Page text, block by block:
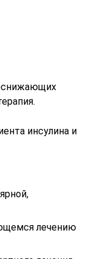
инсулина и
лечению